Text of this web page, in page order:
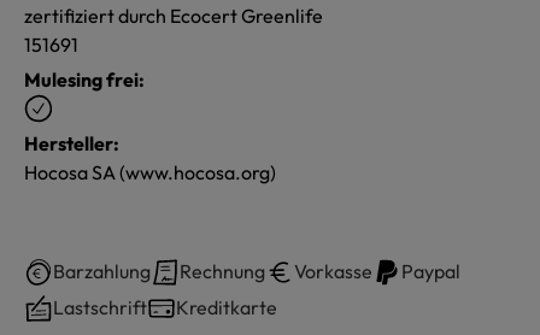
zertifiziert durch Ecocert Greenlife
151691
Mulesing frei:
Hersteller:
Hocosa SA (www.hocosa.org)
Barzahlung Rechnung Vorkasse
Paypal
Lastschrift
Kreditkarte